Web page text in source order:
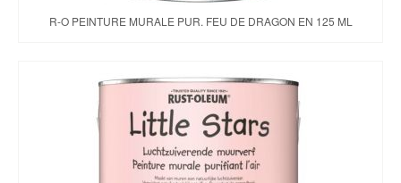
R-O PEINTURE MURALE PUR. FEU DE DRAGON EN 125 ML